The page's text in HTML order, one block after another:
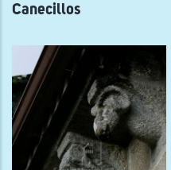
Canecillos